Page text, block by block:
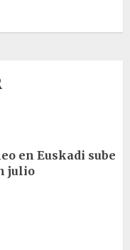
en Euskadi sube
julio